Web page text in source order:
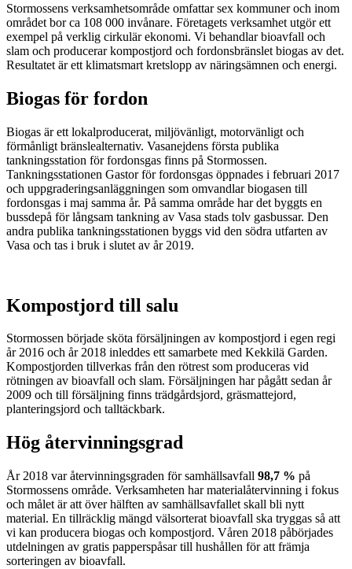
Stormossens verksamhetsområde omfattar sex kommuner och inom
området bor ca 108 000 invånare. Företagets verksamhet utgör ett
exempel på verklig cirkulär ekonomi. Vi behandlar bioavfall och
slam och producerar kompostjord och fordonsbränslet biogas av det.
Resultatet är ett klimatsmart kretslopp av näringsämnen och energi.
Biogas för fordon
Biogas är ett lokalproducerat, miljövänligt, motorvänligt och
förmånligt bränslealternativ. Vasanejdens första publika
tankningsstation för fordonsgas finns på Stormossen.
Tankningsstationen Gastor för fordonsgas öppnades i februari 2017
och uppgraderingsanläggningen som omvandlar biogasen till
fordonsgas i maj samma år. På samma område har det byggts en
bussdepå för långsam tankning av Vasa stads tolv gasbussar. Den
andra publika tankningsstationen byggs vid den södra utfarten av
Vasa och tas i bruk i slutet av år 2019.
Kompostjord till salu
Stormossen började sköta försäljningen av kompostjord i egen regi
år 2016 och år 2018 inleddes ett samarbete med Kekkilä Garden.
Kompostjorden tillverkas från den rötrest som produceras vid
rötningen av bioavfall och slam. Försäljningen har pågått sedan år
2009 och till försäljning finns trädgårdsjord, gräsmattejord,
planteringsjord och talltäckbark.
Hög återvinningsgrad
År 2018 var återvinningsgraden för samhällsavfall 98,7 % på
Stormossens område. Verksamheten har materialåtervinning i fokus
och målet är att över hälften av samhällsavfallet skall bli nytt
material. En tillräcklig mängd välsorterat bioavfall ska tryggas så att
vi kan producera biogas och kompostjord. Våren 2018 påbörjades
utdelningen av gratis papperspåsar till hushållen för att främja
sorteringen av bioavfall.